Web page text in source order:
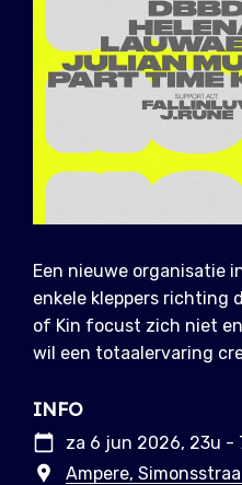
Een nieuwe organisatie
enkele kleppers richting
of Kin focust zich niet
wil een totaalervaring
INFO
za 6 jun 2026, 23u -
Ampere,